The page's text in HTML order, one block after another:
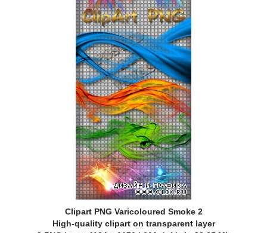
Clipart PNG Varicoloured Smoke 2
High-quality clipart on transparent layer